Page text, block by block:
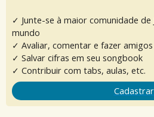
✓ Junte-se à maior comunidade de
mundo
✓ Avaliar, comentar e fazer amigos
✓ Salvar cifras em seu songbook
✓ Contribuir com tabs, aulas, etc.
Cadastrar